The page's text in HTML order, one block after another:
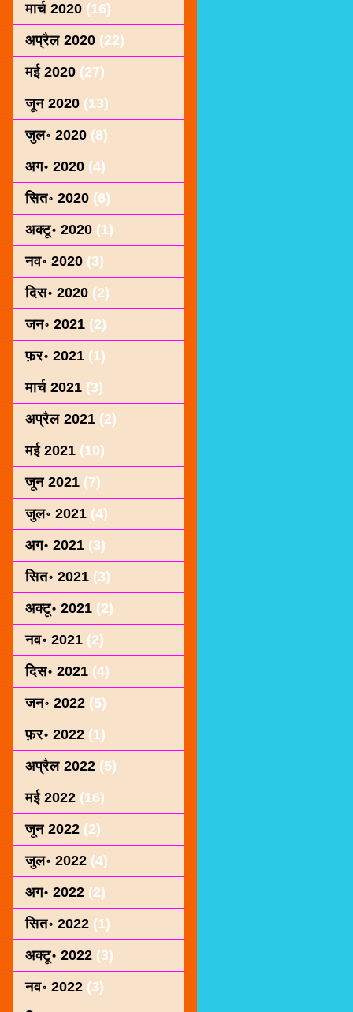
मार्च 2020 (16)
अप्रैल 2020 (22)
मई 2020 (27)
जून 2020 (13)
जुल॰ 2020 (8)
अग॰ 2020 (4)
सित॰ 2020 (6)
अक्टू॰ 2020 (1)
नव॰ 2020 (3)
दिस॰ 2020 (2)
जन॰ 2021 (2)
फ़र॰ 2021 (1)
मार्च 2021 (3)
अप्रैल 2021 (2)
मई 2021 (10)
जून 2021 (7)
जुल॰ 2021 (4)
अग॰ 2021 (3)
सित॰ 2021 (3)
अक्टू॰ 2021 (2)
नव॰ 2021 (2)
दिस॰ 2021 (4)
जन॰ 2022 (5)
फ़र॰ 2022 (1)
अप्रैल 2022 (5)
मई 2022 (16)
जून 2022 (2)
जुल॰ 2022 (4)
अग॰ 2022 (2)
सित॰ 2022 (1)
अक्टू॰ 2022 (3)
नव॰ 2022 (3)